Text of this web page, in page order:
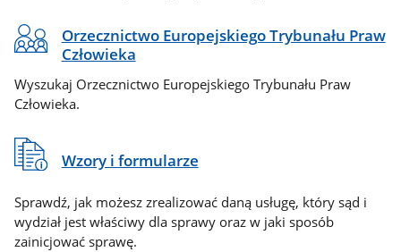
Orzecznictwo Europejskiego Trybunału Praw
Człowieka
Wyszukaj Orzecznictwo Europejskiego Trybunału Praw
Człowieka.
Wzory i formularze
Sprawdź, jak możesz zrealizować daną usługę, który sąd i
wydział jest właściwy dla sprawy oraz w jaki sposób
zainicjować sprawę.